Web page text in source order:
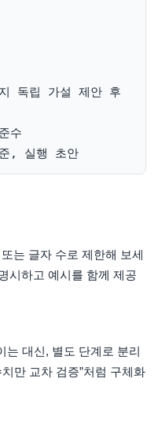
독립 가설 제안 후
수
, 실행 초안
는 글자 수로 제한해 보세
시하고 예시를 함께 제공
대신, 별도 단계로 분리
만 교차 검증”처럼 구체화